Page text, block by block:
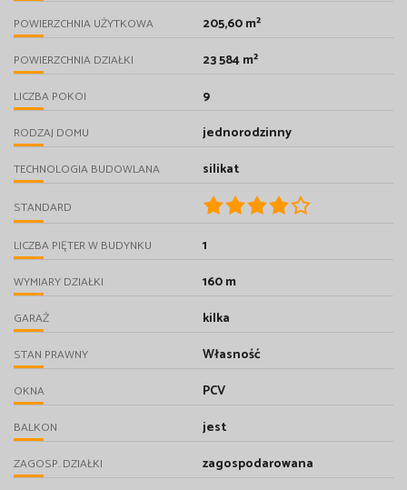
POWIERZCHNIA UŻYTKOWA 205,60 m²
POWIERZCHNIA DZIAŁKI 23 584 m²
LICZBA POKOI 9
RODZAJ DOMU jednorodzinny
TECHNOLOGIA BUDOWLANA silikat
STANDARD
LICZBA PIĘTER W BUDYNKU 1
WYMIARY DZIAŁKI 160 m
GARAŻ kilka
STAN PRAWNY Własność
OKNA PCV
BALKON jest
ZAGOSP. DZIAŁKI zagospodarowana